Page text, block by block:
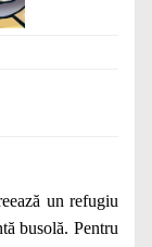
un refugiu
busolă. Pentru